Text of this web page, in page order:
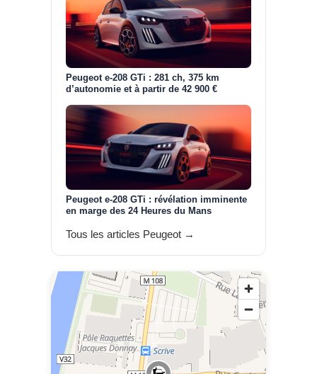
Peugeot e-208 GTi : 281 ch, 375 km
d’autonomie et à partir de 42 900 €
Peugeot e-208 GTi : révélation imminente
en marge des 24 Heures du Mans
Tous les articles Peugeot →